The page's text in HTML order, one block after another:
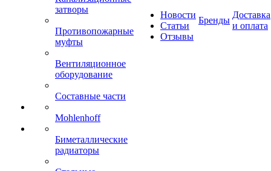
затворы
Противопожарные
муфты
Вентиляционное
оборудование
Составные части
Mohlenhoff
Биметаллические
радиаторы
Новости
Статьи
Отзывы
Бренды
Доставка
и оплата